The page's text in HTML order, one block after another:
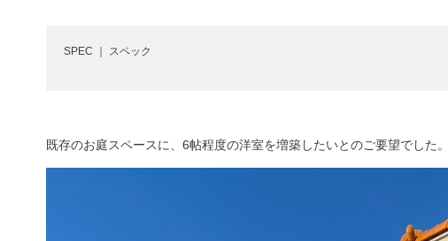
SPEC ｜ スペック
既存のお庭スペースに、6帖程度の洋室を増築したいとのご要望でした